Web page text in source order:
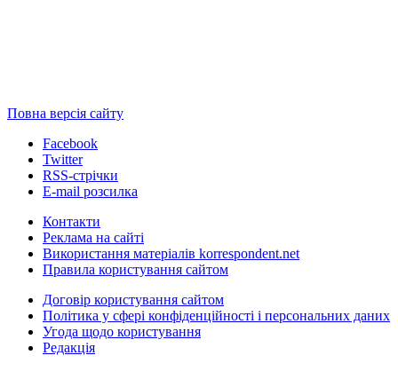
Повна версія сайту
Facebook
Twitter
RSS-стрічки
E-mail розсилка
Контакти
Реклама на сайті
Використання матеріалів korrespondent.net
Правила користування сайтом
Договір користування сайтом
Політика у сфері конфіденційності і персональних даних
Угода щодо користування
Редакція